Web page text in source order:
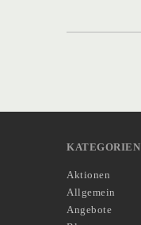
KATEGORIEN
Aktionen
Allgemein
Angebote